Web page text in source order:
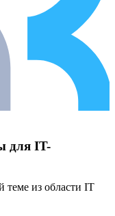
для IT-
теме из области IT